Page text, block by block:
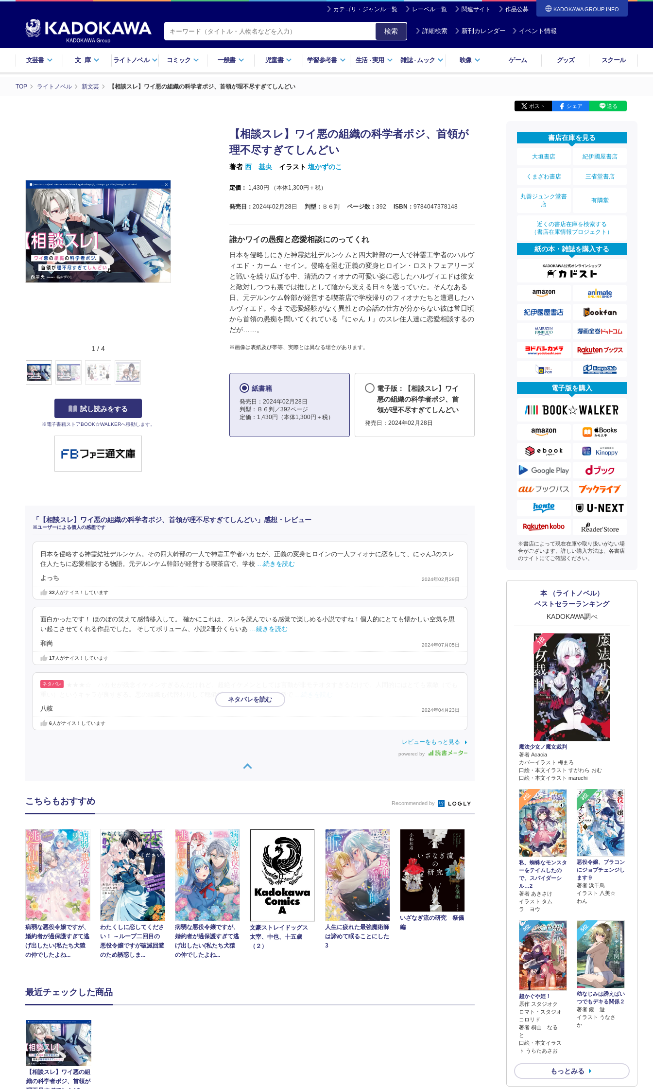
カテゴリ・ジャンル一覧 レーベル一覧 関連サイト 作品公募 KADOKAWA GROUP INFO
検索 詳細検索 新刊カレンダー イベント情報
文芸書 文庫 ライトノベル コミック 一般書 児童書 学習参考書 生活・実用 雑誌・ ムック 映像 ゲーム グッズ スクール
TOP ライトノベル 新文芸 【相談スレ】ワイ悪の組織の科学者ポジ、首領が理不尽すぎてしんどい
ポスト シェア 送る
1 / 4
試し読みをする
※電子書籍ストアBOOK☆WALKERへ移動します。
【相談スレ】ワイ悪の組織の科学者ポジ、首領が
理不尽すぎてしんどい
著者 西 基央 イラスト 塩かずのこ
定価： 1,430円 （本体1,300円＋税）
発売日： 2024年02月28日 判型： Ｂ６判 ページ数： 392 ISBN： 9784047378148
誰かワイの愚痴と恋愛相談にのってくれ
日本を侵略しにきた神霊結社デルンケムと四大幹部の一人で神霊工学者のハルヴ
ィエド・カーム・セイン。侵略を阻む正義の変身ヒロイン・ロストフェアリーズ
と戦いを繰り広げる中、清流のフィオナの可愛い姿に恋したハルヴィエドは彼女
と敵対しつつも裏では推しとして陰から支える日々を送っていた。そんなある
日、元デルンケム幹部が経営する喫茶店で学校帰りのフィオナたちと遭遇したハ
ルヴィエド。今まで恋愛経験がなく異性との会話の仕方が分からない彼は常日頃
から首領の愚痴を聞いてくれている『にゃんＪ』のスレ住人達に恋愛相談するの
だが……。
※画像は表紙及び帯等、実際とは異なる場合があります。
紙書籍
発売日：2024年02月28日
判型：Ｂ６判／392ページ
定価：1,430円（本体1,300円＋税）
電子版：【相談スレ】ワイ
悪の組織の科学者ポジ、首
領が理不尽すぎてしんどい
発売日：2024年02月28日
「【相談スレ】ワイ悪の組織の科学者ポジ、首領が理不尽すぎてしんどい」感想・レビュー
※ユーザーによる個人の感想です
日本を侵略する神霊結社デルンケム。その四大幹部の一人で神霊工学者ハカセが、正義の変身ヒロインの一人フィオナに恋をして、にゃんJのスレ
住人たちに恋愛相談する物語。元デルンケム幹部が経営する喫茶店で、学校
…続きを読む
よっち 2024年02月29日
32人がナイス！しています
面白かったです！ ほのぼの笑えて感情移入して。 確かにこれは、スレを読んでいる感覚で楽しめる小説ですね！個人的にとても懐かしい空気を思
い起こさせてくれる作品でした。 そしてボリューム、小説2冊分くらいあ …続きを読む
和尚 2024年07月05日
17人がナイス！しています
重い）というキャラが良すぎる。悪の組織も代替わりして穏健派に移りつつも内部分裂で
八岐 2024年04月23日
6人がナイス！しています
レビューをもっと見る
powered by
書店在庫を見る
大垣書店 紀伊國屋書店
くまざわ書店 三省堂書店
丸善ジュンク堂書
店
有隣堂
近くの書店在庫を検索する
（書店在庫情報プロジェクト）
紙の本・雑誌を購入する
電子版を購入
※書店によって現在在庫や取り扱いがない場
合がございます。詳しい購入方法は、各書店
のサイトにてご確認ください。
本 （ライトノベル）
ベストセラーランキング
KADOKAWA調べ
1位
魔法少女ノ魔女裁判
著者 Acacia
カバーイラスト 梅まろ
口絵・本文イラスト すがわら おむ
口絵・本文イラスト maruchi
2位
私、蜘蛛なモンスタ
ーをテイムしたの
で、スパイダーシ
ル…2
著者 あきさけ
イラスト タム
ラ ヨウ
3位
悪役令嬢、ブラコン
にジョブチェンジし
ます９
著者 浜千鳥
イラスト 八美☆
わん
4位
超かぐや姫！
原作 スタジオク
ロマト・スタジオ
コロリド
著者 桐山 なる
と
口絵・本文イラス
ト うらたあさお
5位
幼なじみは誘えばい
つでもデキる関係２
著者 鏡 遊
イラスト うなさ
か
もっとみる
こちらもおすすめ Recommended by
病弱な悪役令嬢ですが、
婚約者が過保護すぎて逃
げ出したい(私たち犬猿
の仲でしたよね...
わたくしに恋してくださ
い！ ～ループ二回目の
悪役令嬢ですが破滅回避
のため誘惑しま...
病弱な悪役令嬢ですが、
婚約者が過保護すぎて逃
げ出したい(私たち犬猿
の仲でしたよね...
文豪ストレイドッグス
太宰、中也、十五歳
（２）
人生に疲れた最強魔術師
は諦めて眠ることにした
3
いざなぎ流の研究 祭儀
編
最近チェックした商品
【相談スレ】ワイ悪の組
織の科学者ポジ、首領が